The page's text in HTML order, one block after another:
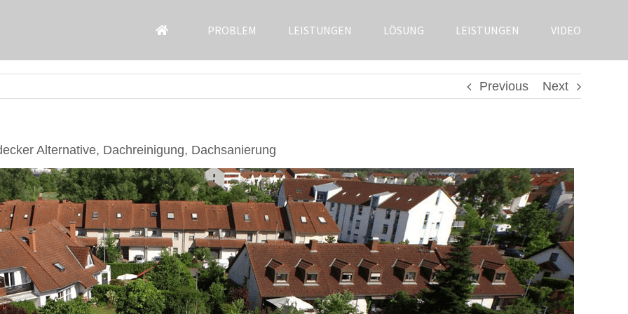
PROBLEM LEISTUNGEN LÖSUNG LEISTUNGEN VIDEO
Previous Next
Alternative, Dachreinigung, Dachsanierung